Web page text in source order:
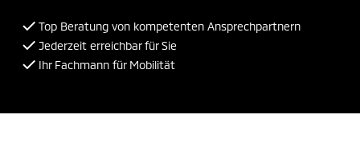
Top Beratung von kompetenten Ansprechpartnern
Jederzeit erreichbar für Sie
Ihr Fachmann für Mobilität